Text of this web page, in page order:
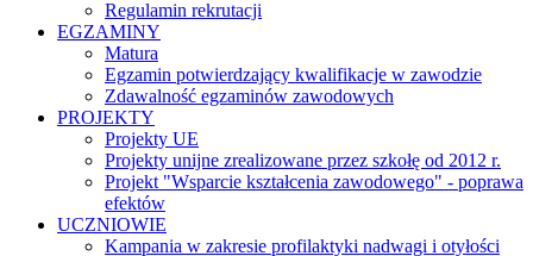
Regulamin rekrutacji
EGZAMINY
Matura
Egzamin potwierdzający kwalifikacje w zawodzie
Zdawalność egzaminów zawodowych
PROJEKTY
Projekty UE
Projekty unijne zrealizowane przez szkołę od 2012 r.
Projekt "Wsparcie kształcenia zawodowego" - poprawa
efektów
UCZNIOWIE
Kampania w zakresie profilaktyki nadwagi i otyłości